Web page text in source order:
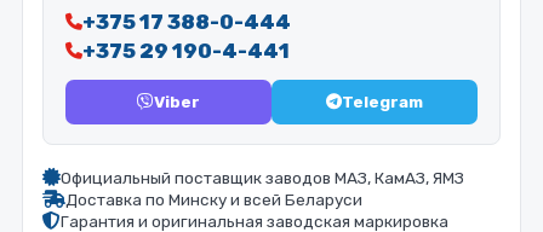
+375 17 388-0-444
+375 29 190-4-441
Viber Telegram
Официальный поставщик заводов МАЗ, КамАЗ, ЯМЗ
Доставка по Минску и всей Беларуси
Гарантия и оригинальная заводская маркировка